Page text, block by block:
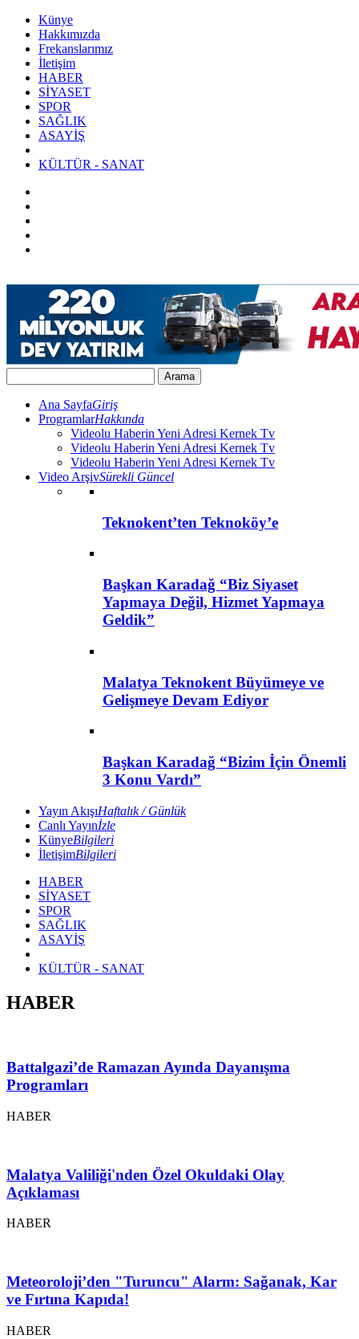
Künye
Hakkımızda
Frekanslarımız
İletişim
HABER
SİYASET
SPOR
SAĞLIK
ASAYİŞ
KÜLTÜR - SANAT
Ana SayfaGiriş
ProgramlarHakkında
Videolu Haberin Yeni Adresi Kernek Tv
Videolu Haberin Yeni Adresi Kernek Tv
Videolu Haberin Yeni Adresi Kernek Tv
Video ArşivSürekli Güncel
Teknokent’ten Teknoköy’e
Başkan Karadağ “Biz Siyaset
Yapmaya Değil, Hizmet Yapmaya
Geldik”
Malatya Teknokent Büyümeye ve
Gelişmeye Devam Ediyor
Başkan Karadağ “Bizim İçin Önemli
3 Konu Vardı”
Yayın AkışıHaftalık / Günlük
Canlı Yayınİzle
KünyeBilgileri
İletişimBilgileri
HABER
SİYASET
SPOR
SAĞLIK
ASAYİŞ
KÜLTÜR - SANAT
HABER
Battalgazi’de Ramazan Ayında Dayanışma
Programları
HABER
Malatya Valiliği'nden Özel Okuldaki Olay
Açıklaması
HABER
Meteoroloji’den "Turuncu" Alarm: Sağanak, Kar
ve Fırtına Kapıda!
HABER